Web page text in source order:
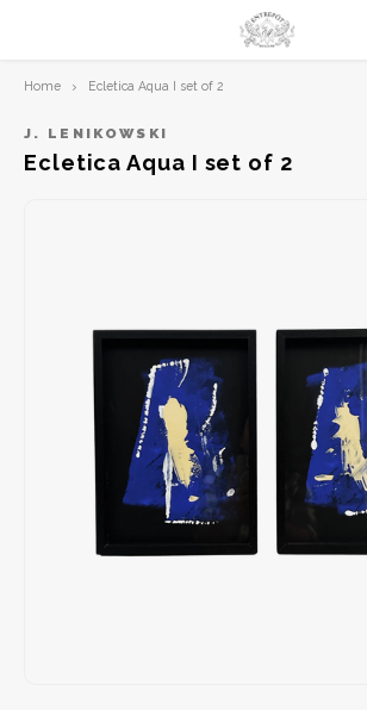
Hoofdmenu / limited prints
LIMITED PRINTS
BLUE ROYALTY
Home Ecletica Aqua I set of 2
J. LENIKOWSKI
Ecletica Aqua I set of 2